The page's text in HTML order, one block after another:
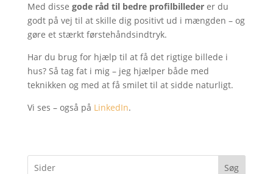
Med disse gode råd til bedre profilbillederer du
godt på vej til at skille dig positivt ud i mængden – og
gøre et stærkt førstehåndsindtryk.
Har du brug for hjælp til at få det rigtige billede i
hus? Så tag fat i mig – jeg hjælper både med
teknikken og med at få smilet til at sidde naturligt.
Vi ses – også på LinkedIn.
Søg